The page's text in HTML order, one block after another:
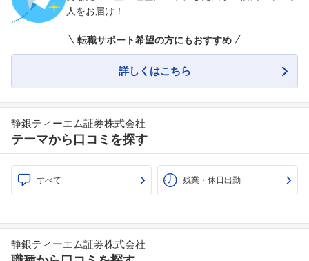
人をお届け！
転職サポート希望の方にもおすすめ
詳しくはこちら
静銀ティーエム証券株式会社
テーマから口コミを探す
すべて 残業・休日出勤
静銀ティーエム証券株式会社